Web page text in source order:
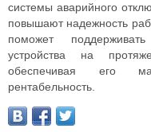
системы аварийного
повышают надежность
поможет
устройства на
обеспечивая его
рентабельность.